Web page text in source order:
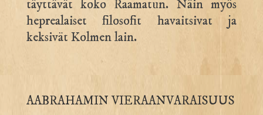
täyttävät koko Raamatun. Näin myös
heprealaiset filosofit havaitsivat ja
keksivät Kolmen lain.
AABRAHAMIN VIERAANVARAISUUS